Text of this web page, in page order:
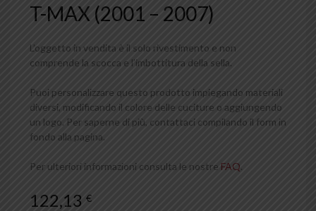
T-MAX (2001 – 2007)
L’oggetto in vendita è il solo rivestimento e non
comprende la scocca e l’imbottitura della sella.
Puoi personalizzare questo prodotto impiegando materiali
diversi, modificando il colore delle cuciture o aggiungendo
un logo. Per saperne di più, contattaci compilando il form in
fondo alla pagina.
Per ulteriori informazioni consulta le nostre FAQ.
122,13 €